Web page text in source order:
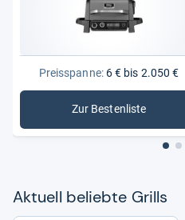
Preisspanne:6 € bis 2.050 €
Zur Bestenliste
: Grills
Aktu­ell beliebte Grills